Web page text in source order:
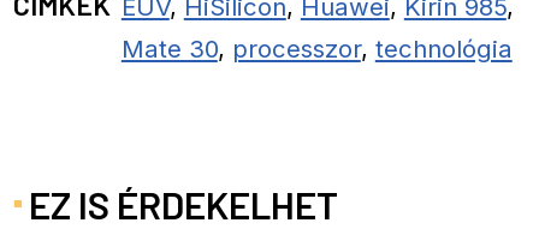
EUV, HiSilicon, Huawei, Kirin 985,
Mate 30, processzor, technológia
EZ IS ÉRDEKELHET